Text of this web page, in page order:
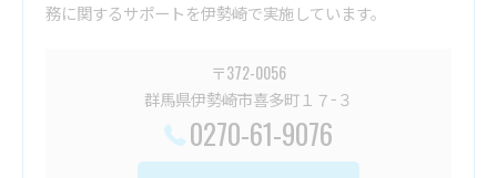
務に関するサポートを伊勢崎で実施しています。
〒372-0056
群馬県伊勢崎市喜多町１７−３
0270-61-9076